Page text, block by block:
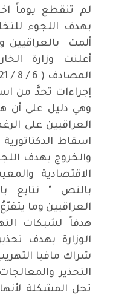
لم تنقطع يوماً
بهدف اللجوء
ألمت بالعراقيين
أعلنت وزارة
إجراءات تحدَّ من
وهي دليل على أن
اسقاط
والخروج بهدف
الاقتصادية
بالنص " نتابع
العراقيين وما
هدفاً لشبكات
الوزارة بهدف
شراك مافيا
التحذير
تحل المشكلة